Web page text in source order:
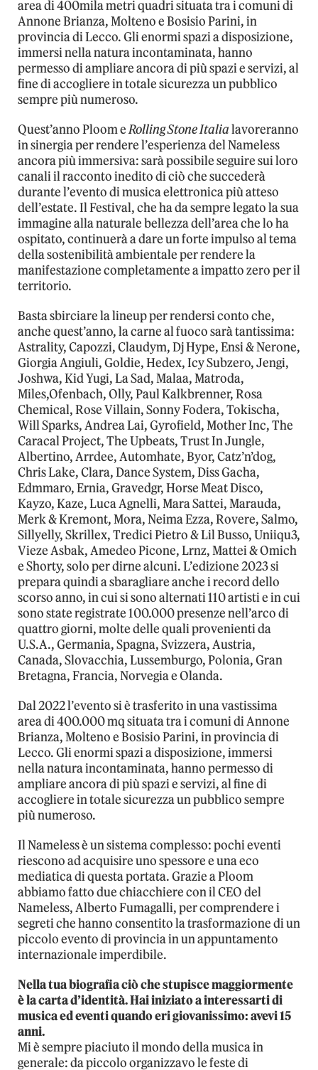
area di 400mila metri quadri situata tra i comuni di
Annone Brianza, Molteno e Bosisio Parini, in
provincia di Lecco. Gli enormi spazi a disposizione,
immersi nella natura incontaminata, hanno
permesso di ampliare ancora di più spazi e servizi, al
fine di accogliere in totale sicurezza un pubblico
sempre più numeroso.
Quest’anno Ploom eRolling Stone Italialavoreranno
in sinergia per rendere l’esperienza del Nameless
ancora più immersiva: sarà possibile seguire sui loro
canali il racconto inedito di ciò che succederà
durante l’evento di musica elettronica più atteso
dell’estate. Il Festival, che ha da sempre legato la sua
immagine alla naturale bellezza dell’area che lo ha
ospitato, continuerà a dare un forte impulso al tema
della sostenibilità ambientale per rendere la
manifestazione completamente a impatto zero per il
territorio.
Basta sbirciare la lineup per rendersi conto che,
anche quest’anno, la carne al fuoco sarà tantissima:
Astrality, Capozzi, Claudym, Dj Hype, Ensi & Nerone,
Giorgia Angiuli, Goldie, Hedex, Icy Subzero, Jengi,
Joshwa, Kid Yugi, La Sad, Malaa, Matroda,
Miles,Ofenbach, Olly, Paul Kalkbrenner, Rosa
Chemical, Rose Villain, Sonny Fodera, Tokischa,
Will Sparks, Andrea Lai, Gyrofield, Mother Inc, The
Caracal Project, The Upbeats, Trust In Jungle,
Albertino, Arrdee, Automhate, Byor, Catz’n’dog,
Chris Lake, Clara, Dance System, Diss Gacha,
Edmmaro, Ernia, Gravedgr, Horse Meat Disco,
Kayzo, Kaze, Luca Agnelli, Mara Sattei, Marauda,
Merk & Kremont, Mora, Neima Ezza, Rovere, Salmo,
Sillyelly, Skrillex, Tredici Pietro & Lil Busso, Uniiqu3,
Vieze Asbak, Amedeo Picone, Lrnz, Mattei & Omich
e Shorty, solo per dirne alcuni. L’edizione 2023 si
prepara quindi a sbaragliare anche i record dello
scorso anno, in cui si sono alternati 110 artisti e in cui
sono state registrate 100.000 presenze nell’arco di
quattro giorni, molte delle quali provenienti da
U.S.A., Germania, Spagna, Svizzera, Austria,
Canada, Slovacchia, Lussemburgo, Polonia, Gran
Bretagna, Francia, Norvegia e Olanda.
Dal 2022 l’evento si è trasferito in una vastissima
area di 400.000 mq situata tra i comuni di Annone
Brianza, Molteno e Bosisio Parini, in provincia di
Lecco. Gli enormi spazi a disposizione, immersi
nella natura incontaminata, hanno permesso di
ampliare ancora di più spazi e servizi, al fine di
accogliere in totale sicurezza un pubblico sempre
più numeroso.
Il Nameless è un sistema complesso: pochi eventi
riescono ad acquisire uno spessore e una eco
mediatica di questa portata. Grazie a Ploom
abbiamo fatto due chiacchiere con il CEO del
Nameless, Alberto Fumagalli, per comprendere i
segreti che hanno consentito la trasformazione di un
piccolo evento di provincia in un appuntamento
internazionale imperdibile.
Nella tua biografia ciò che stupisce maggiormente
è la carta d’identità. Hai iniziato a interessarti di
musica ed eventi quando eri giovanissimo: avevi 15
anni.
Mi è sempre piaciuto il mondo della musica in
generale: da piccolo organizzavo le feste di